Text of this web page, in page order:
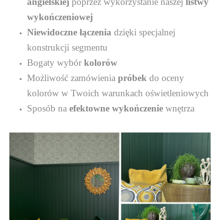
wykończeniowej
Niewidoczne łączenia dzięki specjalnej
konstrukcji segmentu
Bogaty wybór kolorów
Możliwość zamówienia próbek do oceny
kolorów w Twoich warunkach oświetleniowych
Sposób na efektowne wykończenie wnętrza